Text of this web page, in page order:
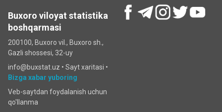
Buxoro viloyat statistika
boshqarmasi
200100, Buxoro vil., Buxoro sh.,
Gazli shossesi, 32-uy
info@buxstat.uz • Sayt xaritasi •
Bizga xabar yuboring
Veb-saytdan foydalanish uchun
qo'llanma